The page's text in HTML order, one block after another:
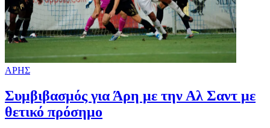
ΑΡΗΣ
Συμβιβασμός για Άρη με την Αλ Σαντ με
θετικό πρόσημο